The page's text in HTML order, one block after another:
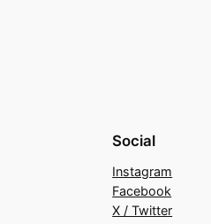
Social
Instagram
Facebook
X / Twitter